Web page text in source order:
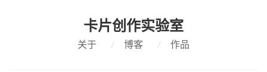
卡片创作实验室
关于 / 博客 / 作品